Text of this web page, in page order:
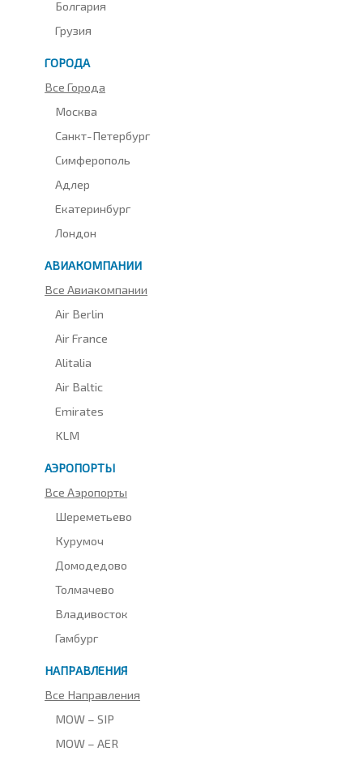
Болгария
Грузия
ГОРОДА
Все Города
Москва
Санкт-Петербург
Симферополь
Адлер
Екатеринбург
Лондон
АВИАКОМПАНИИ
Все Авиакомпании
Air Berlin
Air France
Alitalia
Air Baltic
Emirates
KLM
АЭРОПОРТЫ
Все Аэропорты
Шереметьево
Курумоч
Домодедово
Толмачево
Владивосток
Гамбург
НАПРАВЛЕНИЯ
Все Направления
MOW – SIP
MOW – AER